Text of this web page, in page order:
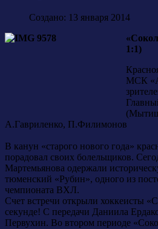
Создано: 13 января 2014
1:1)
МСК
А.Гавриленко, П.Филимонов
В канун «старого нового года»
порадовал своих болельщиков.
Мартемьянова одержали
тюменский «Рубин», одного из
чемпионата ВХЛ.
Счет встречи открыли хоккеисты
секунде! С передачи Даниила
Первухин. Во втором периоде